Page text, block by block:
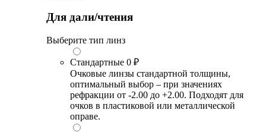
Для дали/чтения
Выберите тип линз
Стандартные 0 ₽
Очковые линзы стандартной толщины,
оптимальный выбор – при значениях
рефракции от -2.00 до +2.00. Подходят для
очков в пластиковой или металлической
оправе.